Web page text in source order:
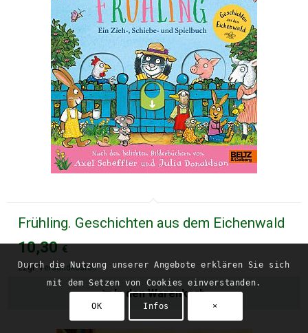
Frühling. Geschichten aus dem Eichenwald
10,30€
zzgl.Versandkosten
In den Warenkorb
Durch die Nutzung unserer Angebote erklären Sie sich
mit dem Setzen von Cookies einverstanden.
OK Infos ×